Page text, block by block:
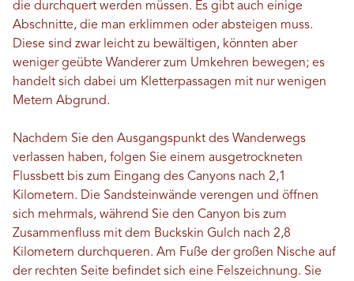
die durchquert werden müssen. Es gibt auch einige
Abschnitte, die man erklimmen oder absteigen muss.
Diese sind zwar leicht zu bewältigen, könnten aber
weniger geübte Wanderer zum Umkehren bewegen; es
handelt sich dabei um Kletterpassagen mit nur wenigen
Metern Abgrund.
Nachdem Sie den Ausgangspunkt des Wanderwegs
verlassen haben, folgen Sie einem ausgetrockneten
Flussbett bis zum Eingang des Canyons nach 2,1
Kilometern. Die Sandsteinwände verengen und öffnen
sich mehrmals, während Sie den Canyon bis zum
Zusammenfluss mit dem Buckskin Gulch nach 2,8
Kilometern durchqueren. Am Fuße der großen Nische auf
der rechten Seite befindet sich eine Felszeichnung. Sie